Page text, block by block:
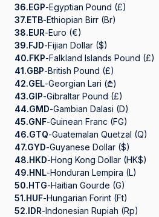
36.EGP-Egyptian Pound (£)
37.ETB-Ethiopian Birr (Br)
38.EUR-Euro (€)
39.FJD-Fijian Dollar ($)
40.FKP-Falkland Islands Pound (£)
41.GBP-British Pound (£)
42.GEL-Georgian Lari (₾)
43.GIP-Gibraltar Pound (£)
44.GMD-Gambian Dalasi (D)
45.GNF-Guinean Franc (FG)
46.GTQ-Guatemalan Quetzal (Q)
47.GYD-Guyanese Dollar ($)
48.HKD-Hong Kong Dollar (HK$)
49.HNL-Honduran Lempira (L)
50.HTG-Haitian Gourde (G)
51.HUF-Hungarian Forint (Ft)
52.IDR-Indonesian Rupiah (Rp)